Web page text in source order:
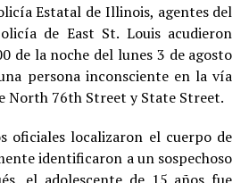
Estatal de Illinois, agentes del
de East St. Louis acudieron
de la noche del lunes 3 de agosto
persona inconsciente en la vía
North 76th Street y State Street.
oficiales localizaron el cuerpo de
identificaron a un sospechoso